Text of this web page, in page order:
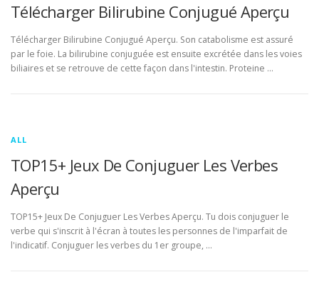
Télécharger Bilirubine Conjugué Aperçu
Télécharger Bilirubine Conjugué Aperçu. Son catabolisme est assuré
par le foie. La bilirubine conjuguée est ensuite excrétée dans les voies
biliaires et se retrouve de cette façon dans l'intestin. Proteine …
ALL
TOP15+ Jeux De Conjuguer Les Verbes
Aperçu
TOP15+ Jeux De Conjuguer Les Verbes Aperçu. Tu dois conjuguer le
verbe qui s'inscrit à l'écran à toutes les personnes de l'imparfait de
l'indicatif. Conjuguer les verbes du 1er groupe, …